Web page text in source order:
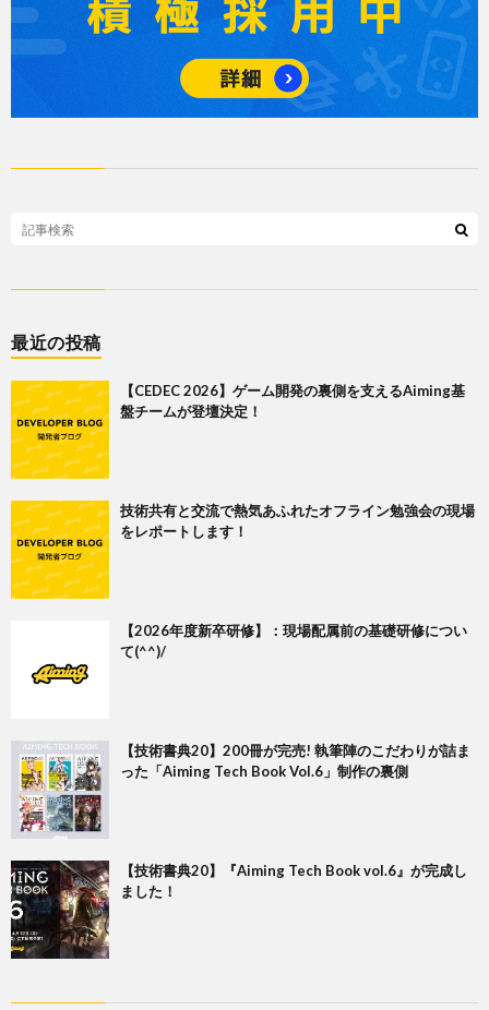
最近の投稿
【CEDEC 2026】ゲーム開発の裏側を支えるAiming基
盤チームが登壇決定！
技術共有と交流で熱気あふれたオフライン勉強会の現場
をレポートします！
【2026年度新卒研修】：現場配属前の基礎研修につい
て(^^)/
【技術書典20】200冊が完売! 執筆陣のこだわりが詰ま
った「Aiming Tech Book Vol.6」制作の裏側
【技術書典20】『Aiming Tech Book vol.6』が完成し
ました！